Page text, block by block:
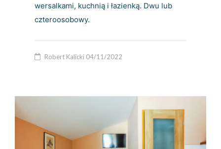
wersalkami, kuchnią i łazienką. Dwu lub
czteroosobowy.
Robert Kalicki 04/11/2022